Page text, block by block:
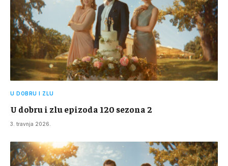
U DOBRU I ZLU
U dobru i zlu epizoda 120 sezona 2
3. travnja 2026.